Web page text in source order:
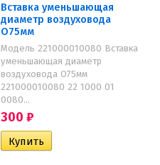
Вставка уменьшающая
диаметр воздуховода
O75мм
Модель 221000010080 Вставка
уменьшающая диаметр
воздуховода O75мм
221000010080 22 1000 01
0080...
300 ₽